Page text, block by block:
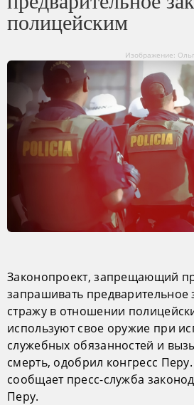
полицейским
Изображение:
Законопроект, запрещающий
запрашивать предварительное
стражу в отношении
используют свое оружие при
служебных обязанностей и
смерть, одобрил конгресс
сообщает пресс-служба
Перу.